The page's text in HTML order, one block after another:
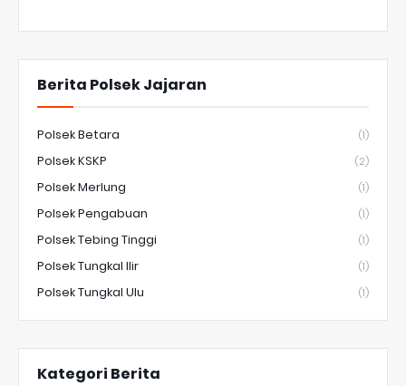
Berita Polsek Jajaran
Polsek Betara (1)
Polsek KSKP (2)
Polsek Merlung (1)
Polsek Pengabuan (1)
Polsek Tebing Tinggi (1)
Polsek Tungkal Ilir (1)
Polsek Tungkal Ulu (1)
Kategori Berita